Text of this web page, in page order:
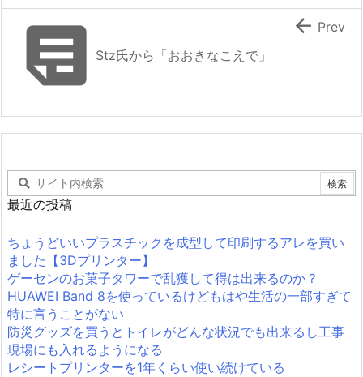
Stz氏から「おおきなこえで」
 Prev
最近の投稿
ちょうどいいプラスチックを成型して印刷するアレを買い
ました【3Dプリンター】
ゲーセンのお菓子タワーで乱獲して得は出来るのか？
HUAWEI Band 8を使っているけどもはや生活の一部すぎて
特に言うことがない
防災グッズを買うとトイレがどんな状況でも出来るし工事
現場にも入れるようになる
レシートプリンターを1年くらい使い続けている